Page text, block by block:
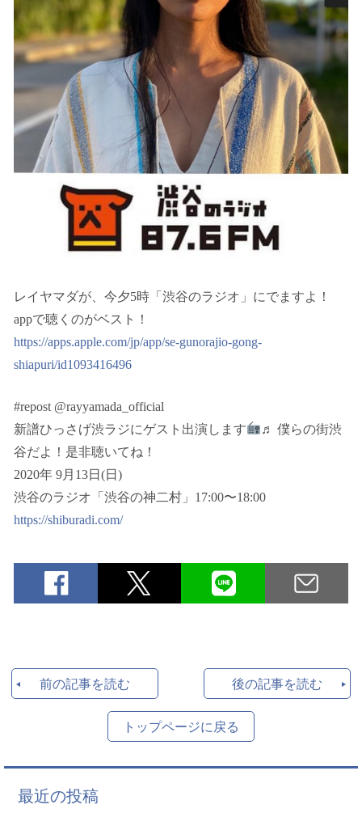
レイヤマダが、今夕5時「渋谷のラジオ」にでますよ！
appで聴くのがベスト！
https://apps.apple.com/jp/app/se-gunorajio-gong-
shiapuri/id1093416496
#repost @rayyamada_official
新譜ひっさげ渋ラジにゲスト出演します
♬ 僕らの街渋
谷だよ！是非聴いてね！
2020年 9月13日(日)
渋谷のラジオ「渋谷の神二村」17:00〜18:00
https://shiburadi.com/
前の記事を読む 後の記事を読む
トップページに戻る
最近の投稿